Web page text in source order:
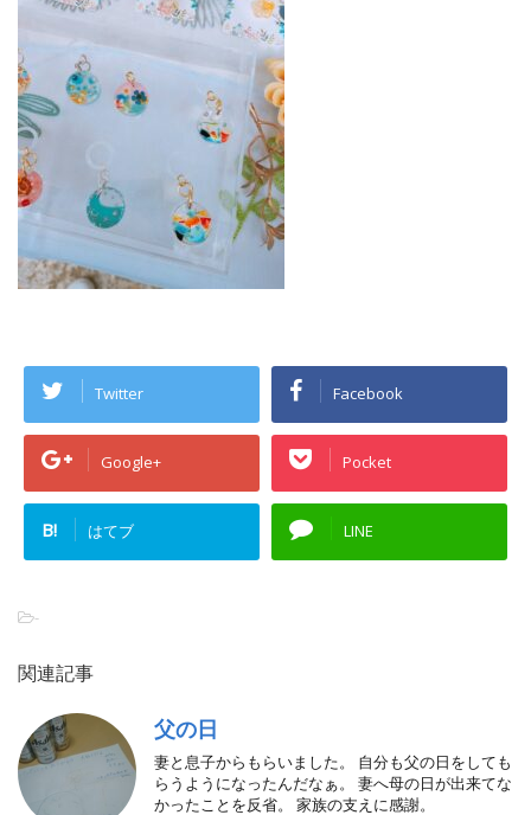
Twitter Facebook
Google+ Pocket
B! はてブ LINE
-
関連記事
父の日
妻と息子からもらいました。 自分も父の日をしても
らうようになったんだなぁ。 妻へ母の日が出来てな
かったことを反省。 家族の支えに感謝。